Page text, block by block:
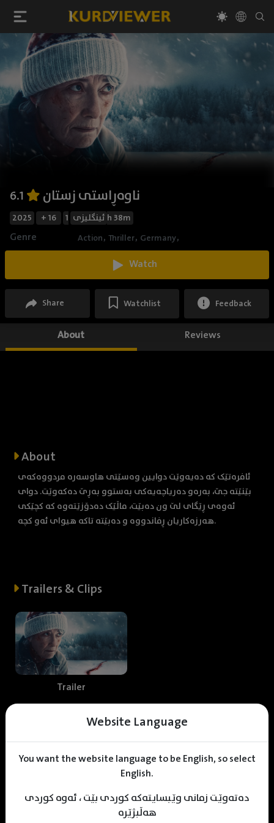
Website Language
You want the website language to be English, so select
English.
دەتەوێت زمانی وێبسایتەکە کوردی بێت ، ئەوە کوردی
هەڵبژێرە
ناوەڕاستی زستان
2025 + 16 ئینگلیزی 1h 38m
Genre Action, Thriller, Germany,
Watch
Share Watchlist Feedback
About Reviews
About
ئافرەتێک کە دەیەوێت دوایین وەسێتی هاوسەرە مردووەکەی
بێنێتە جێ، بەرەو دەریاچەیەکی بەستوو بەڕێ دەکەوێت. دوای
ئەوەی ڕێگای لێ ون دەبێت، ماڵێک دەدۆزێتەوە کە کچێکی
هەرزەکاریان ڕفاندووە و دەبێتە تاکە هیوای ئەو کچە.
Trailers & Clips
Trailer